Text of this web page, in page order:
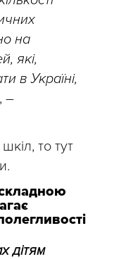
на
які,
в Україні,
, –
то тут
дітям